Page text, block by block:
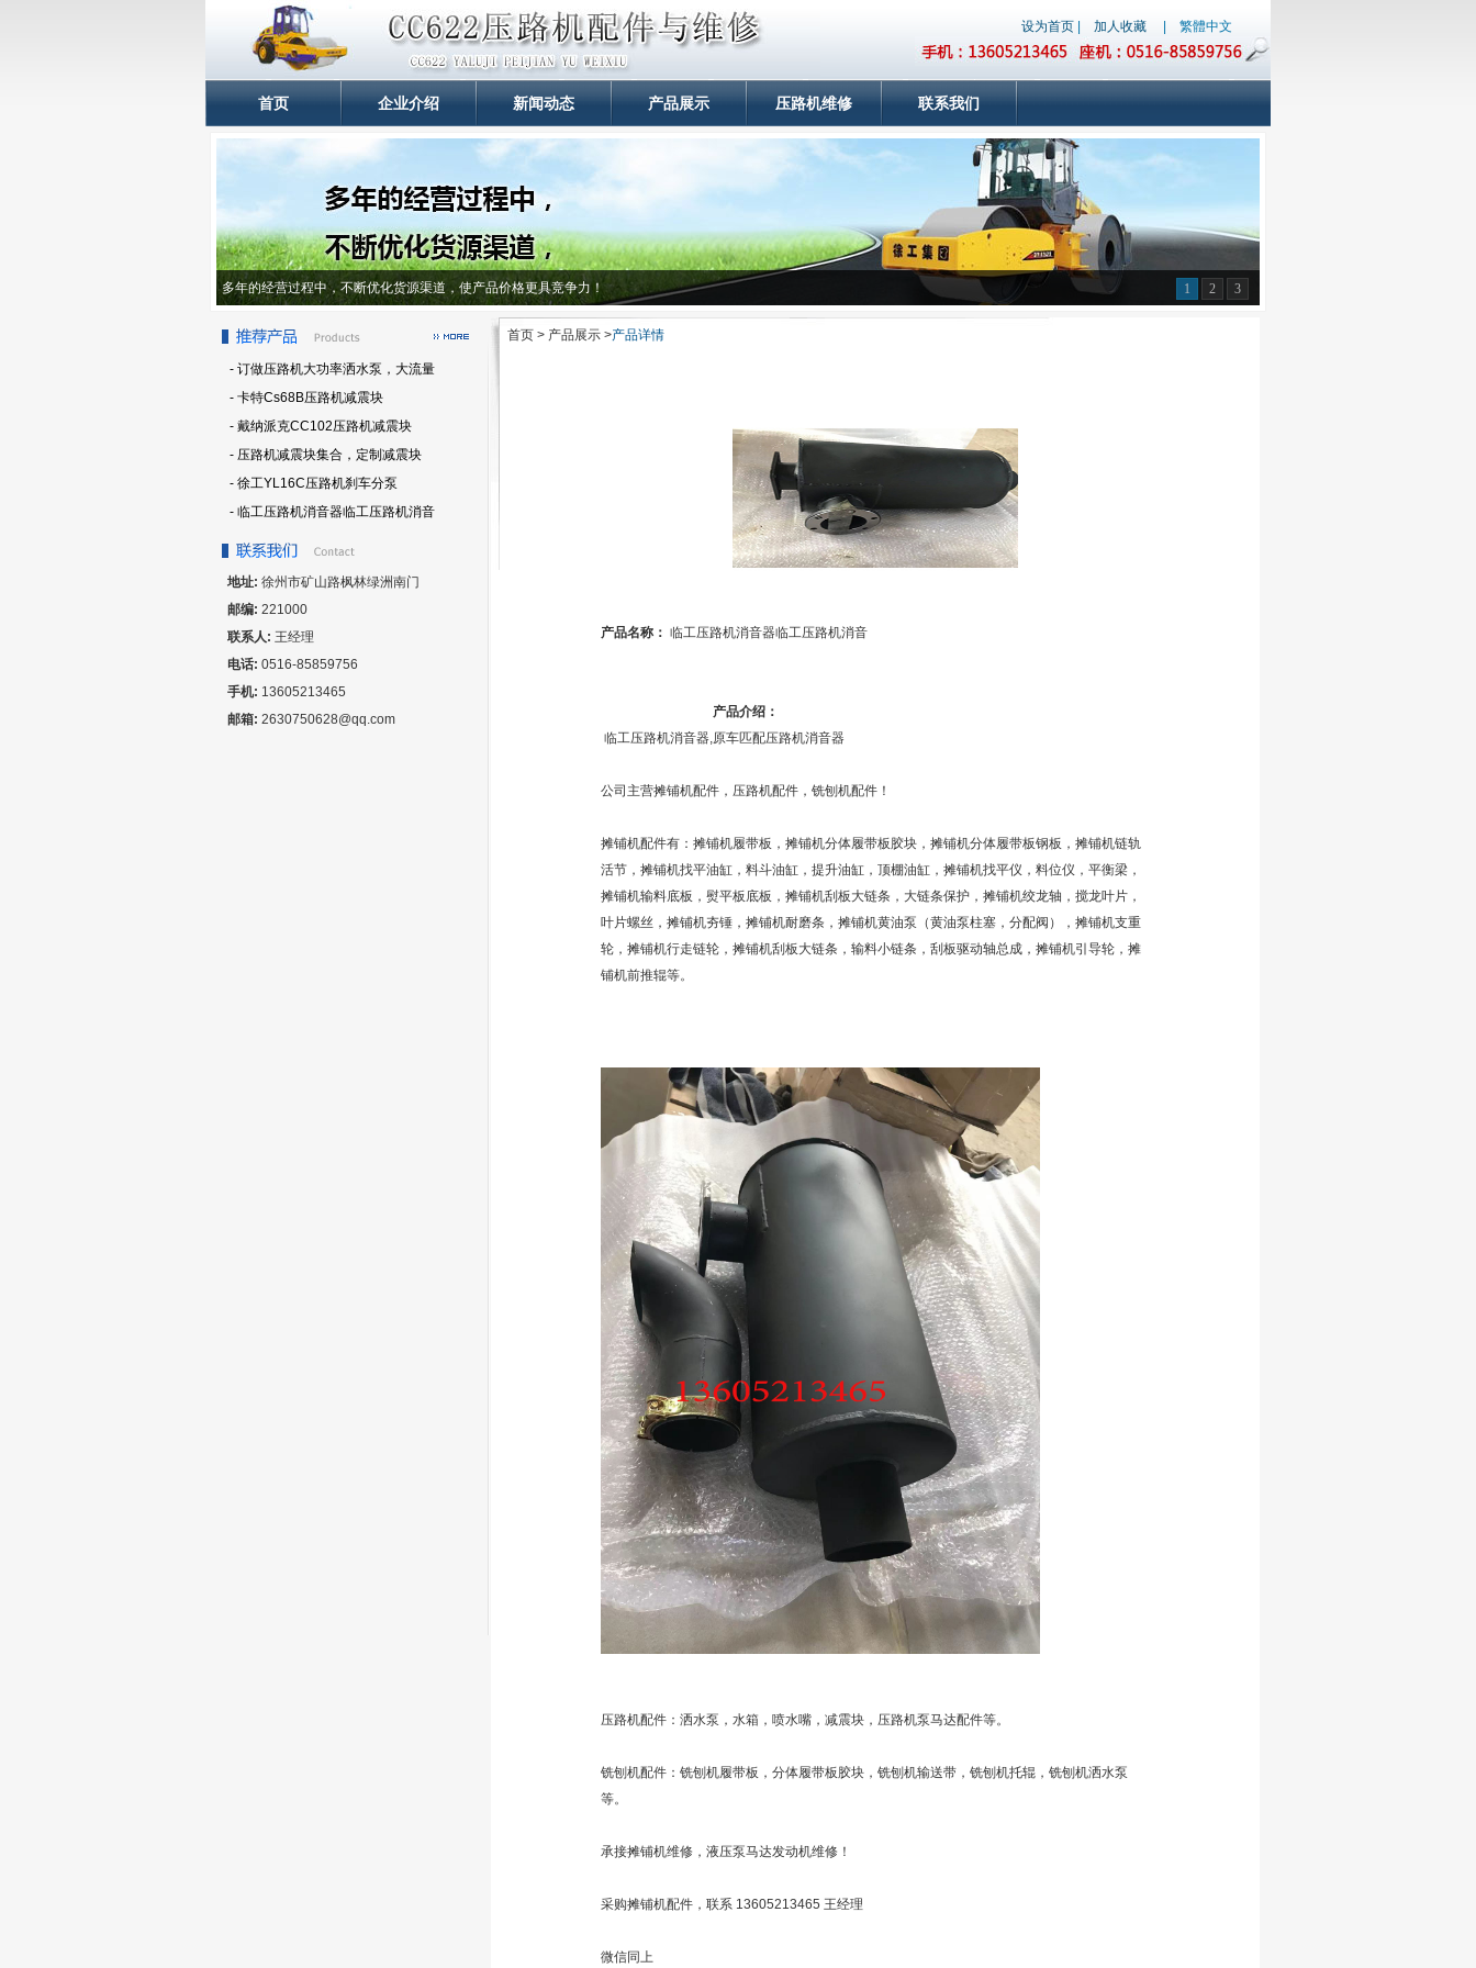
设为首页 加人收藏 繁體中文
首页 企业介绍 新闻动态 产品展示 压路机维修 联系我们
多年的经营过程中，不断优化货源渠道，使产品价格更具竞争力！ 1 2 3
- 订做压路机大功率洒水泵，大流量
- 卡特Cs68B压路机减震块
- 戴纳派克CC102压路机减震块
- 压路机减震块集合，定制减震块
- 徐工YL16C压路机刹车分泵
- 临工压路机消音器临工压路机消音
地址: 徐州市矿山路枫林绿洲南门
邮编: 221000
联系人: 王经理
电话: 0516-85859756
手机: 13605213465
邮箱: 2630750628@qq.com
首页 > 产品展示 >产品详情
产品名称： 临工压路机消音器临工压路机消音
产品介绍：
临工压路机消音器,原车匹配压路机消音器
公司主营摊铺机配件，压路机配件，铣刨机配件！
摊铺机配件有：摊铺机履带板，摊铺机分体履带板胶块，摊铺机分体履带板钢板，摊铺机链轨
活节，摊铺机找平油缸，料斗油缸，提升油缸，顶棚油缸，摊铺机找平仪，料位仪，平衡梁，
摊铺机输料底板，熨平板底板，摊铺机刮板大链条，大链条保护，摊铺机绞龙轴，搅龙叶片，
叶片螺丝，摊铺机夯锤，摊铺机耐磨条，摊铺机黄油泵（黄油泵柱塞，分配阀），摊铺机支重
轮，摊铺机行走链轮，摊铺机刮板大链条，输料小链条，刮板驱动轴总成，摊铺机引导轮，摊
铺机前推辊等。
压路机配件：洒水泵，水箱，喷水嘴，减震块，压路机泵马达配件等。
铣刨机配件：铣刨机履带板，分体履带板胶块，铣刨机输送带，铣刨机托辊，铣刨机洒水泵
等。
承接摊铺机维修，液压泵马达发动机维修！
采购摊铺机配件，联系 13605213465 王经理
微信同上